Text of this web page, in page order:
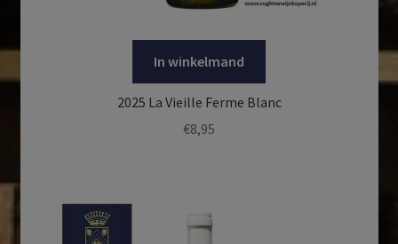
In winkelmand
2025 La Vieille Ferme Blanc
€8,95